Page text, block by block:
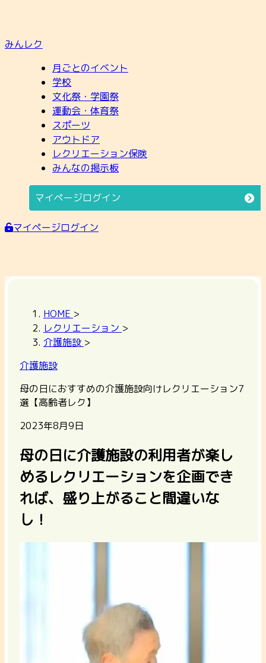
みんレク
月ごとのイベント
学校
文化祭・学園祭
運動会・体育祭
スポーツ
アウトドア
レクリエーション保険
みんなの掲示板
マイページログイン
マイページログイン
HOME >
レクリエーション >
介護施設 >
介護施設
母の日におすすめの介護施設向けレクリエーション7
選【高齢者レク】
2023年8月9日
母の日に介護施設の利用者が楽し
めるレクリエーションを企画でき
れば、盛り上がること間違いな
し！